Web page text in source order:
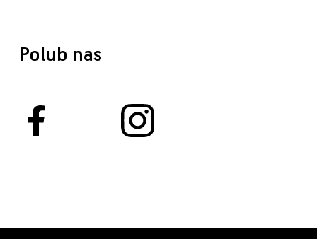
Polub nas